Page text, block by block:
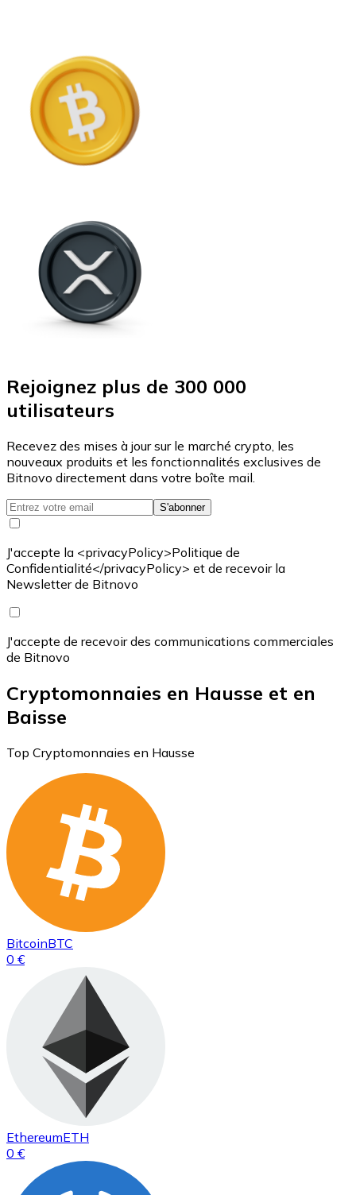
Rejoignez plus de 300 000
utilisateurs
Recevez des mises à jour sur le marché crypto, les
nouveaux produits et les fonctionnalités exclusives de
Bitnovo directement dans votre boîte mail.
S'abonner
J'accepte la <privacyPolicy>Politique de
Confidentialité</privacyPolicy> et de recevoir la
Newsletter de Bitnovo
J'accepte de recevoir des communications commerciales
de Bitnovo
Cryptomonnaies en Hausse et en
Baisse
Top Cryptomonnaies en Hausse
BitcoinBTC
0 €
EthereumETH
0 €